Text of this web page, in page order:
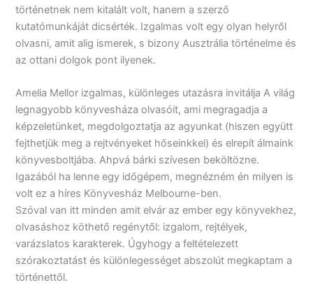
történetnek nem kitalált volt, hanem a szerző
kutatómunkáját dicsérték. Izgalmas volt egy olyan helyről
olvasni, amit alig ismerek, s bizony Ausztrália történelme és
az ottani dolgok pont ilyenek.
Amelia Mellor izgalmas, különleges utazásra invitálja A világ
legnagyobb könyvesháza olvasóit, ami megragadja a
képzeletünket, megdolgoztatja az agyunkat (hiszen együtt
fejthetjük meg a rejtvényeket hőseinkkel) és elrepít álmaink
könyvesboltjába. Ahpvá bárki szívesen beköltözne.
Igazából ha lenne egy időgépem, megnézném én milyen is
volt ez a híres Könyvesház Melbourne-ben.
Szóval van itt minden amit elvár az ember egy könyvekhez,
olvasáshoz köthető regénytől: izgalom, rejtélyek,
varázslatos karakterek. Úgyhogy a feltételezett
szórakoztatást és különlegességet abszolút megkaptam a
történettől.